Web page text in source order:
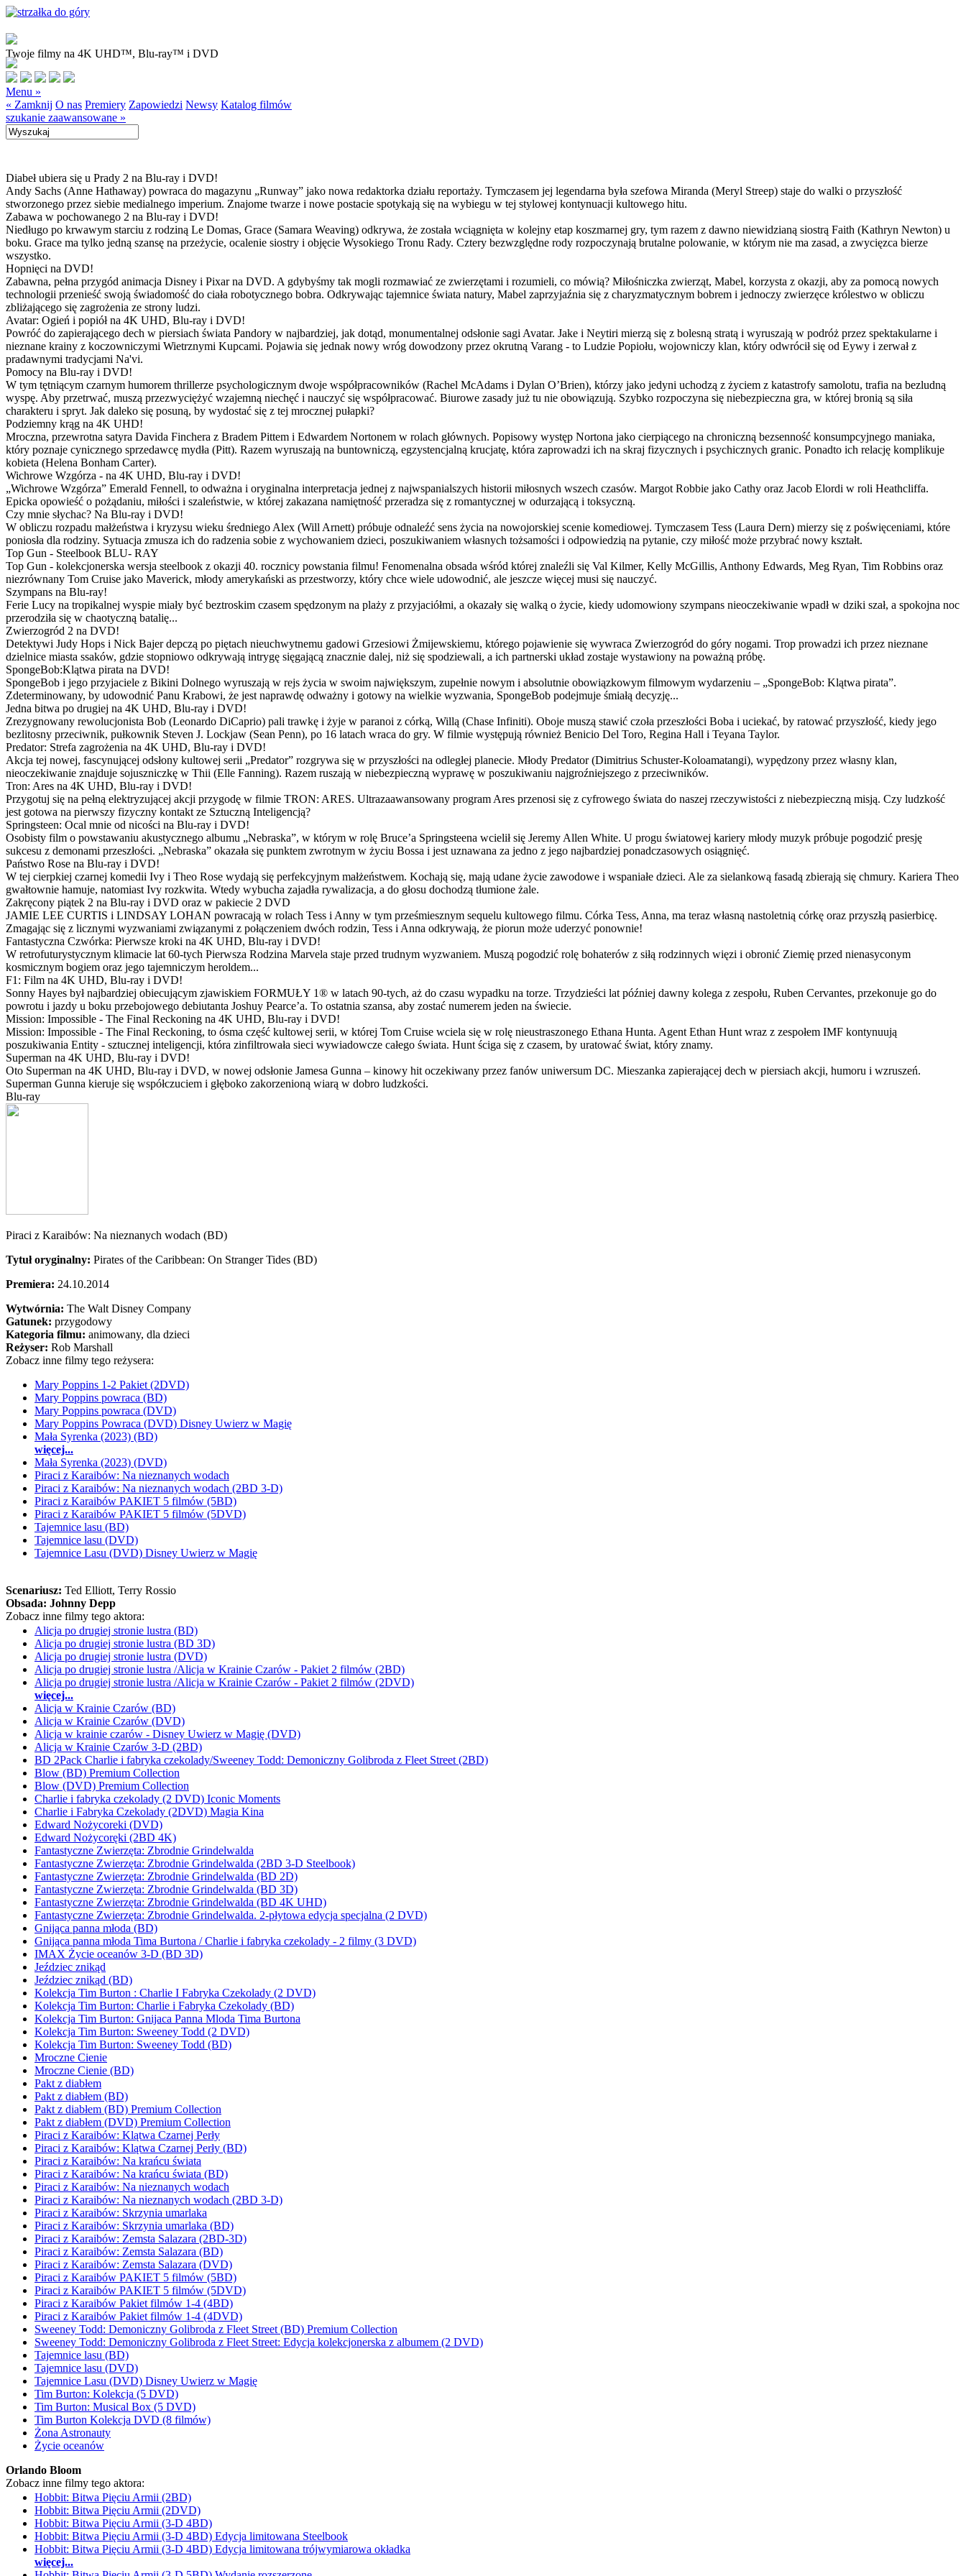
Twoje filmy na 4K UHD™, Blu-ray™ i DVD
Menu »
« Zamknij O nas Premiery Zapowiedzi Newsy Katalog filmów
szukanie zaawansowane »
Diabeł ubiera się u Prady 2 na Blu-ray i DVD!
Andy Sachs (Anne Hathaway) powraca do magazynu „Runway” jako nowa redaktorka działu reportaży. Tymczasem jej legendarna była szefowa Miranda (Meryl Streep) staje do walki o przyszłość
stworzonego przez siebie medialnego imperium. Znajome twarze i nowe postacie spotykają się na wybiegu w tej stylowej kontynuacji kultowego hitu.
Zabawa w pochowanego 2 na Blu-ray i DVD!
Niedługo po krwawym starciu z rodziną Le Domas, Grace (Samara Weaving) odkrywa, że została wciągnięta w kolejny etap koszmarnej gry, tym razem z dawno niewidzianą siostrą Faith (Kathryn Newton) u
boku. Grace ma tylko jedną szansę na przeżycie, ocalenie siostry i objęcie Wysokiego Tronu Rady. Cztery bezwzględne rody rozpoczynają brutalne polowanie, w którym nie ma zasad, a zwycięzca bierze
wszystko.
Hopnięci na DVD!
Zabawna, pełna przygód animacja Disney i Pixar na DVD. A gdybyśmy tak mogli rozmawiać ze zwierzętami i rozumieli, co mówią? Miłośniczka zwierząt, Mabel, korzysta z okazji, aby za pomocą nowych
technologii przenieść swoją świadomość do ciała robotycznego bobra. Odkrywając tajemnice świata natury, Mabel zaprzyjaźnia się z charyzmatycznym bobrem i jednoczy zwierzęce królestwo w obliczu
zbliżającego się zagrożenia ze strony ludzi.
Avatar: Ogień i popiół na 4K UHD, Blu-ray i DVD!
Powróć do zapierającego dech w piersiach świata Pandory w najbardziej, jak dotąd, monumentalnej odsłonie sagi Avatar. Jake i Neytiri mierzą się z bolesną stratą i wyruszają w podróż przez spektakularne i
nieznane krainy z koczowniczymi Wietrznymi Kupcami. Pojawia się jednak nowy wróg dowodzony przez okrutną Varang - to Ludzie Popiołu, wojowniczy klan, który odwrócił się od Eywy i zerwał z
pradawnymi tradycjami Na'vi.
Pomocy na Blu-ray i DVD!
W tym tętniącym czarnym humorem thrillerze psychologicznym dwoje współpracowników (Rachel McAdams i Dylan O’Brien), którzy jako jedyni uchodzą z życiem z katastrofy samolotu, trafia na bezludną
wyspę. Aby przetrwać, muszą przezwyciężyć wzajemną niechęć i nauczyć się współpracować. Biurowe zasady już tu nie obowiązują. Szybko rozpoczyna się niebezpieczna gra, w której bronią są siła
charakteru i spryt. Jak daleko się posuną, by wydostać się z tej mrocznej pułapki?
Podziemny krąg na 4K UHD!
Mroczna, przewrotna satyra Davida Finchera z Bradem Pittem i Edwardem Nortonem w rolach głównych. Popisowy występ Nortona jako cierpiącego na chroniczną bezsenność konsumpcyjnego maniaka,
który poznaje cynicznego sprzedawcę mydła (Pitt). Razem wyruszają na buntowniczą, egzystencjalną krucjatę, która zaprowadzi ich na skraj fizycznych i psychicznych granic. Ponadto ich relację komplikuje
kobieta (Helena Bonham Carter).
Wichrowe Wzgórza - na 4K UHD, Blu-ray i DVD!
„Wichrowe Wzgórza” Emerald Fennell, to odważna i oryginalna interpretacja jednej z najwspanialszych historii miłosnych wszech czasów. Margot Robbie jako Cathy oraz Jacob Elordi w roli Heathcliffa.
Epicka opowieść o pożądaniu, miłości i szaleństwie, w której zakazana namiętność przeradza się z romantycznej w odurzającą i toksyczną.
Czy mnie słychac? Na Blu-ray i DVD!
W obliczu rozpadu małżeństwa i kryzysu wieku średniego Alex (Will Arnett) próbuje odnaleźć sens życia na nowojorskiej scenie komediowej. Tymczasem Tess (Laura Dern) mierzy się z poświęceniami, które
poniosła dla rodziny. Sytuacja zmusza ich do radzenia sobie z wychowaniem dzieci, poszukiwaniem własnych tożsamości i odpowiedzią na pytanie, czy miłość może przybrać nowy kształt.
Top Gun - Steelbook BLU- RAY
Top Gun - kolekcjonerska wersja steelbook z okazji 40. rocznicy powstania filmu! Fenomenalna obsada wśród której znaleźli się Val Kilmer, Kelly McGillis, Anthony Edwards, Meg Ryan, Tim Robbins oraz
niezrównany Tom Cruise jako Maverick, młody amerykański as przestworzy, który chce wiele udowodnić, ale jeszcze więcej musi się nauczyć.
Szympans na Blu-ray!
Ferie Lucy na tropikalnej wyspie miały być beztroskim czasem spędzonym na plaży z przyjaciółmi, a okazały się walką o życie, kiedy udomowiony szympans nieoczekiwanie wpadł w dziki szał, a spokojna noc
przerodziła się w chaotyczną batalię...
Zwierzogród 2 na DVD!
Detektywi Judy Hops i Nick Bajer depczą po piętach nieuchwytnemu gadowi Grzesiowi Żmijewskiemu, którego pojawienie się wywraca Zwierzogród do góry nogami. Trop prowadzi ich przez nieznane
dzielnice miasta ssaków, gdzie stopniowo odkrywają intrygę sięgającą znacznie dalej, niż się spodziewali, a ich partnerski układ zostaje wystawiony na poważną próbę.
SpongeBob:Klątwa pirata na DVD!
SpongeBob i jego przyjaciele z Bikini Dolnego wyruszają w rejs życia w swoim największym, zupełnie nowym i absolutnie obowiązkowym filmowym wydarzeniu – „SpongeBob: Klątwa pirata”.
Zdeterminowany, by udowodnić Panu Krabowi, że jest naprawdę odważny i gotowy na wielkie wyzwania, SpongeBob podejmuje śmiałą decyzję...
Jedna bitwa po drugiej na 4K UHD, Blu-ray i DVD!
Zrezygnowany rewolucjonista Bob (Leonardo DiCaprio) pali trawkę i żyje w paranoi z córką, Willą (Chase Infiniti). Oboje muszą stawić czoła przeszłości Boba i uciekać, by ratować przyszłość, kiedy jego
bezlitosny przeciwnik, pułkownik Steven J. Lockjaw (Sean Penn), po 16 latach wraca do gry. W filmie występują również Benicio Del Toro, Regina Hall i Teyana Taylor.
Predator: Strefa zagrożenia na 4K UHD, Blu-ray i DVD!
Akcja tej nowej, fascynującej odsłony kultowej serii „Predator” rozgrywa się w przyszłości na odległej planecie. Młody Predator (Dimitrius Schuster-Koloamatangi), wypędzony przez własny klan,
nieoczekiwanie znajduje sojuszniczkę w Thii (Elle Fanning). Razem ruszają w niebezpieczną wyprawę w poszukiwaniu najgroźniejszego z przeciwników.
Tron: Ares na 4K UHD, Blu-ray i DVD!
Przygotuj się na pełną elektryzującej akcji przygodę w filmie TRON: ARES. Ultrazaawansowany program Ares przenosi się z cyfrowego świata do naszej rzeczywistości z niebezpieczną misją. Czy ludzkość
jest gotowa na pierwszy fizyczny kontakt ze Sztuczną Inteligencją?
Springsteen: Ocal mnie od nicości na Blu-ray i DVD!
Osobisty film o powstawaniu akustycznego albumu „Nebraska”, w którym w rolę Bruce’a Springsteena wcielił się Jeremy Allen White. U progu światowej kariery młody muzyk próbuje pogodzić presję
sukcesu z demonami przeszłości. „Nebraska” okazała się punktem zwrotnym w życiu Bossa i jest uznawana za jedno z jego najbardziej ponadczasowych osiągnięć.
Państwo Rose na Blu-ray i DVD!
W tej cierpkiej czarnej komedii Ivy i Theo Rose wydają się perfekcyjnym małżeństwem. Kochają się, mają udane życie zawodowe i wspaniałe dzieci. Ale za sielankową fasadą zbierają się chmury. Kariera Theo
gwałtownie hamuje, natomiast Ivy rozkwita. Wtedy wybucha zajadła rywalizacja, a do głosu dochodzą tłumione żale.
Zakręcony piątek 2 na Blu-ray i DVD oraz w pakiecie 2 DVD
JAMIE LEE CURTIS i LINDSAY LOHAN powracają w rolach Tess i Anny w tym prześmiesznym sequelu kultowego filmu. Córka Tess, Anna, ma teraz własną nastoletnią córkę oraz przyszłą pasierbicę.
Zmagając się z licznymi wyzwaniami związanymi z połączeniem dwóch rodzin, Tess i Anna odkrywają, że piorun może uderzyć ponownie!
Fantastyczna Czwórka: Pierwsze kroki na 4K UHD, Blu-ray i DVD!
W retrofuturystycznym klimacie lat 60-tych Pierwsza Rodzina Marvela staje przed trudnym wyzwaniem. Muszą pogodzić rolę bohaterów z siłą rodzinnych więzi i obronić Ziemię przed nienasyconym
kosmicznym bogiem oraz jego tajemniczym heroldem...
F1: Film na 4K UHD, Blu-ray i DVD!
Sonny Hayes był najbardziej obiecującym zjawiskiem FORMUŁY 1® w latach 90-tych, aż do czasu wypadku na torze. Trzydzieści lat później dawny kolega z zespołu, Ruben Cervantes, przekonuje go do
powrotu i jazdy u boku przebojowego debiutanta Joshuy Pearce’a. To ostatnia szansa, aby zostać numerem jeden na świecie.
Mission: Impossible - The Final Reckoning na 4K UHD, Blu-ray i DVD!
Mission: Impossible - The Final Reckoning, to ósma część kultowej serii, w której Tom Cruise wciela się w rolę nieustraszonego Ethana Hunta. Agent Ethan Hunt wraz z zespołem IMF kontynuują
poszukiwania Entity - sztucznej inteligencji, która zinfiltrowała sieci wywiadowcze całego świata. Hunt ściga się z czasem, by uratować świat, który znamy.
Superman na 4K UHD, Blu-ray i DVD!
Oto Superman na 4K UHD, Blu-ray i DVD, w nowej odsłonie Jamesa Gunna – kinowy hit oczekiwany przez fanów uniwersum DC. Mieszanka zapierającej dech w piersiach akcji, humoru i wzruszeń.
Superman Gunna kieruje się współczuciem i głęboko zakorzenioną wiarą w dobro ludzkości.
Blu-ray
Piraci z Karaibów: Na nieznanych wodach (BD)
Tytuł oryginalny: Pirates of the Caribbean: On Stranger Tides (BD)
Premiera: 24.10.2014
Wytwórnia: The Walt Disney Company
Gatunek: przygodowy
Kategoria filmu: animowany, dla dzieci
Reżyser: Rob Marshall
Zobacz inne filmy tego reżysera:
Mary Poppins 1-2 Pakiet (2DVD)
Mary Poppins powraca (BD)
Mary Poppins powraca (DVD)
Mary Poppins Powraca (DVD) Disney Uwierz w Magię
Mała Syrenka (2023) (BD)
więcej...
Mała Syrenka (2023) (DVD)
Piraci z Karaibów: Na nieznanych wodach
Piraci z Karaibów: Na nieznanych wodach (2BD 3-D)
Piraci z Karaibów PAKIET 5 filmów (5BD)
Piraci z Karaibów PAKIET 5 filmów (5DVD)
Tajemnice lasu (BD)
Tajemnice lasu (DVD)
Tajemnice Lasu (DVD) Disney Uwierz w Magię
Scenariusz: Ted Elliott, Terry Rossio
Obsada: Johnny Depp
Zobacz inne filmy tego aktora:
Alicja po drugiej stronie lustra (BD)
Alicja po drugiej stronie lustra (BD 3D)
Alicja po drugiej stronie lustra (DVD)
Alicja po drugiej stronie lustra /Alicja w Krainie Czarów - Pakiet 2 filmów (2BD)
Alicja po drugiej stronie lustra /Alicja w Krainie Czarów - Pakiet 2 filmów (2DVD)
więcej...
Alicja w Krainie Czarów (BD)
Alicja w Krainie Czarów (DVD)
Alicja w krainie czarów - Disney Uwierz w Magię (DVD)
Alicja w Krainie Czarów 3-D (2BD)
BD 2Pack Charlie i fabryka czekolady/Sweeney Todd: Demoniczny Golibroda z Fleet Street (2BD)
Blow (BD) Premium Collection
Blow (DVD) Premium Collection
Charlie i fabryka czekolady (2 DVD) Iconic Moments
Charlie i Fabryka Czekolady (2DVD) Magia Kina
Edward Nożycoreki (DVD)
Edward Nożycoręki (2BD 4K)
Fantastyczne Zwierzęta: Zbrodnie Grindelwalda
Fantastyczne Zwierzęta: Zbrodnie Grindelwalda (2BD 3-D Steelbook)
Fantastyczne Zwierzęta: Zbrodnie Grindelwalda (BD 2D)
Fantastyczne Zwierzęta: Zbrodnie Grindelwalda (BD 3D)
Fantastyczne Zwierzęta: Zbrodnie Grindelwalda (BD 4K UHD)
Fantastyczne Zwierzęta: Zbrodnie Grindelwalda. 2-płytowa edycja specjalna (2 DVD)
Gnijąca panna młoda (BD)
Gnijąca panna młoda Tima Burtona / Charlie i fabryka czekolady - 2 filmy (3 DVD)
IMAX Życie oceanów 3-D (BD 3D)
Jeździec znikąd
Jeździec znikąd (BD)
Kolekcja Tim Burton : Charlie I Fabryka Czekolady (2 DVD)
Kolekcja Tim Burton: Charlie i Fabryka Czekolady (BD)
Kolekcja Tim Burton: Gnijaca Panna Mloda Tima Burtona
Kolekcja Tim Burton: Sweeney Todd (2 DVD)
Kolekcja Tim Burton: Sweeney Todd (BD)
Mroczne Cienie
Mroczne Cienie (BD)
Pakt z diabłem
Pakt z diabłem (BD)
Pakt z diabłem (BD) Premium Collection
Pakt z diabłem (DVD) Premium Collection
Piraci z Karaibów: Klątwa Czarnej Perły
Piraci z Karaibów: Klątwa Czarnej Perły (BD)
Piraci z Karaibów: Na krańcu świata
Piraci z Karaibów: Na krańcu świata (BD)
Piraci z Karaibów: Na nieznanych wodach
Piraci z Karaibów: Na nieznanych wodach (2BD 3-D)
Piraci z Karaibów: Skrzynia umarlaka
Piraci z Karaibów: Skrzynia umarlaka (BD)
Piraci z Karaibów: Zemsta Salazara (2BD-3D)
Piraci z Karaibów: Zemsta Salazara (BD)
Piraci z Karaibów: Zemsta Salazara (DVD)
Piraci z Karaibów PAKIET 5 filmów (5BD)
Piraci z Karaibów PAKIET 5 filmów (5DVD)
Piraci z Karaibów Pakiet filmów 1-4 (4BD)
Piraci z Karaibów Pakiet filmów 1-4 (4DVD)
Sweeney Todd: Demoniczny Golibroda z Fleet Street (BD) Premium Collection
Sweeney Todd: Demoniczny Golibroda z Fleet Street: Edycja kolekcjonerska z albumem (2 DVD)
Tajemnice lasu (BD)
Tajemnice lasu (DVD)
Tajemnice Lasu (DVD) Disney Uwierz w Magię
Tim Burton: Kolekcja (5 DVD)
Tim Burton: Musical Box (5 DVD)
Tim Burton Kolekcja DVD (8 filmów)
Żona Astronauty
Życie oceanów
Orlando Bloom
Zobacz inne filmy tego aktora:
Hobbit: Bitwa Pięciu Armii (2BD)
Hobbit: Bitwa Pięciu Armii (2DVD)
Hobbit: Bitwa Pięciu Armii (3-D 4BD)
Hobbit: Bitwa Pięciu Armii (3-D 4BD) Edycja limitowana Steelbook
Hobbit: Bitwa Pięciu Armii (3-D 4BD) Edycja limitowana trójwymiarowa okładka
więcej...